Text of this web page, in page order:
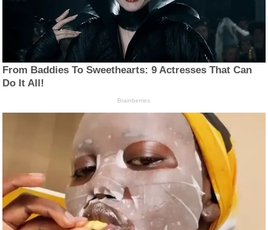
From Baddies To Sweethearts: 9 Actresses That Can
Do It All!
Brainberries